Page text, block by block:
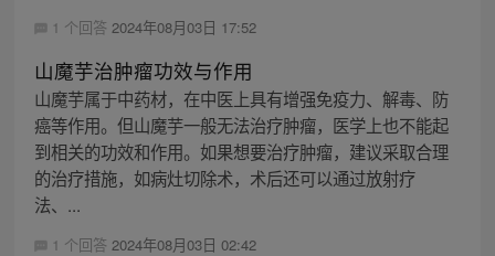
1 个回答 2024年08月03日 17:52
山魔芋治肿瘤功效与作用
山魔芋属于中药材，在中医上具有增强免疫力、解毒、防
癌等作用。但山魔芋一般无法治疗肿瘤，医学上也不能起
到相关的功效和作用。如果想要治疗肿瘤，建议采取合理
的治疗措施，如病灶切除术，术后还可以通过放射疗
法、...
1 个回答 2024年08月03日 02:42